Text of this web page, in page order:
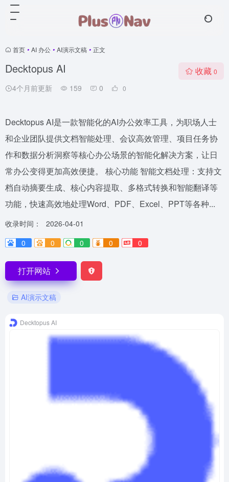
首页 • AI 办公 • AI演示文稿 • 正文
Decktopus AI
4个月前更新 159 0 0
收藏 0
Decktopus AI是一款智能化的AI办公效率工具，为职场人士
和企业团队提供文档智能处理、会议高效管理、项目任务协
作和数据分析洞察等核心办公场景的智能化解决方案，让日
常办公变得更加高效便捷。 核心功能 智能文档处理：支持文
档自动摘要生成、核心内容提取、多格式转换和智能翻译等
功能，快速高效地处理Word、PDF、Excel、PPT等各种...
收录时间：
2026-04-01
0
0 0 0 0
打开网站
AI演示文稿
Decktopus AI